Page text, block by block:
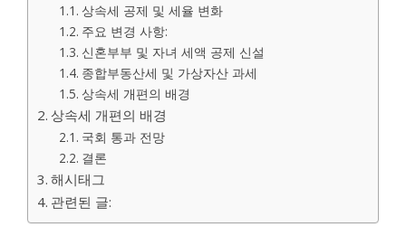
상속세 공제 및 세율 변화
주요 변경 사항:
신혼부부 및 자녀 세액 공제 신설
종합부동산세 및 가상자산 과세
상속세 개편의 배경
상속세 개편의 배경
국회 통과 전망
결론
해시태그
관련된 글: